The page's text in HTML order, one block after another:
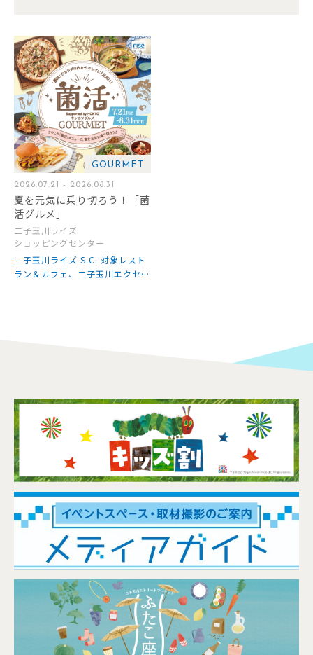
GOURMET
2026.07.21 - 2026.08.31
夏を元気に乗り切ろう！「菌
活グルメ」
二子玉川ライズ
ショッピングセンター
二子玉川ライズ S.C. 対象レスト
ラン＆カフェ、二子玉川エクセル